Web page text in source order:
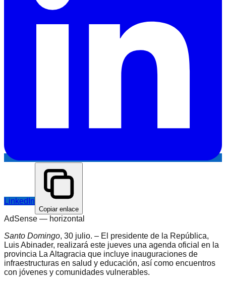
LinkedIn
Copiar enlace
AdSense — horizontal
Santo Domingo, 30 julio. – El presidente de la República,
Luis Abinader, realizará este jueves una agenda oficial en la
provincia La Altagracia que incluye inauguraciones de
infraestructuras en salud y educación, así como encuentros
con jóvenes y comunidades vulnerables.